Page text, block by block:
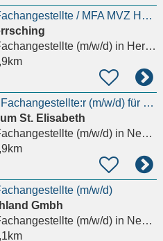
Medizinische Fachangestellte / MFA MVZ Herrsching (m/w/d)
(m/w/d)in Herrsching am Ammersee
Medizinische:r Fachangestellte:r (m/w/d) für das MVZ - Gestalten Sie mit uns die Zukunft!
St. Elisabeth
(m/w/d)in Neuburg an der Donau
(m/w/d)
Gmbh
(m/w/d)in Neuburg an der Donau